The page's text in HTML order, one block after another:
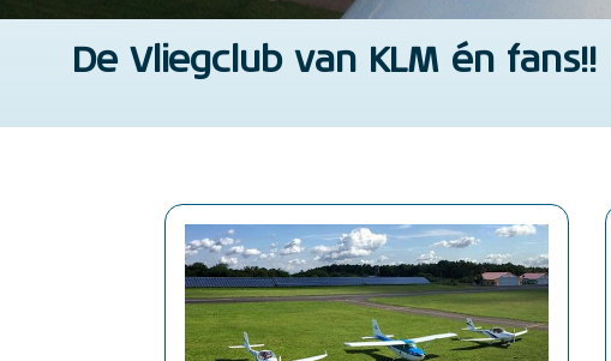
De Vliegclub van KLM én fans!!